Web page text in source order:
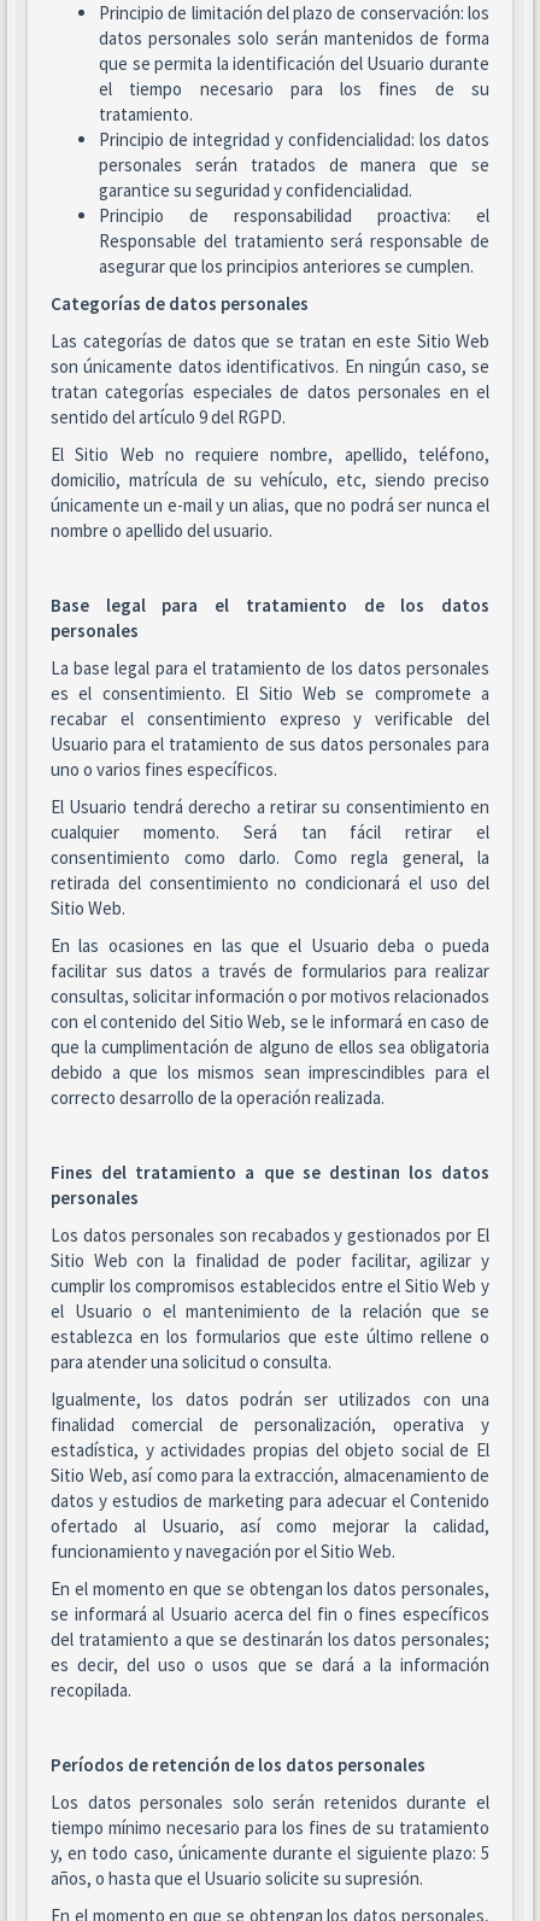
Principio de limitación del plazo de conservación: los
datos personales solo serán mantenidos de forma
que se permita la identificación del Usuario durante
el tiempo necesario para los fines de su
tratamiento.
Principio de integridad y confidencialidad: los datos
personales serán tratados de manera que se
garantice su seguridad y confidencialidad.
Principio de responsabilidad proactiva: el
Responsable del tratamiento será responsable de
asegurar que los principios anteriores se cumplen.
Categorías de datos personales
Las categorías de datos que se tratan en este Sitio Web
son únicamente datos identificativos. En ningún caso, se
tratan categorías especiales de datos personales en el
sentido del artículo 9 del RGPD.
El Sitio Web no requiere nombre, apellido, teléfono,
domicilio, matrícula de su vehículo, etc, siendo preciso
únicamente un e-mail y un alias, que no podrá ser nunca el
nombre o apellido del usuario.
Base legal para el tratamiento de los datos
personales
La base legal para el tratamiento de los datos personales
es el consentimiento. El Sitio Web se compromete a
recabar el consentimiento expreso y verificable del
Usuario para el tratamiento de sus datos personales para
uno o varios fines específicos.
El Usuario tendrá derecho a retirar su consentimiento en
cualquier momento. Será tan fácil retirar el
consentimiento como darlo. Como regla general, la
retirada del consentimiento no condicionará el uso del
Sitio Web.
En las ocasiones en las que el Usuario deba o pueda
facilitar sus datos a través de formularios para realizar
consultas, solicitar información o por motivos relacionados
con el contenido del Sitio Web, se le informará en caso de
que la cumplimentación de alguno de ellos sea obligatoria
debido a que los mismos sean imprescindibles para el
correcto desarrollo de la operación realizada.
Fines del tratamiento a que se destinan los datos
personales
Los datos personales son recabados y gestionados por El
Sitio Web con la finalidad de poder facilitar, agilizar y
cumplir los compromisos establecidos entre el Sitio Web y
el Usuario o el mantenimiento de la relación que se
establezca en los formularios que este último rellene o
para atender una solicitud o consulta.
Igualmente, los datos podrán ser utilizados con una
finalidad comercial de personalización, operativa y
estadística, y actividades propias del objeto social de El
Sitio Web, así como para la extracción, almacenamiento de
datos y estudios de marketing para adecuar el Contenido
ofertado al Usuario, así como mejorar la calidad,
funcionamiento y navegación por el Sitio Web.
En el momento en que se obtengan los datos personales,
se informará al Usuario acerca del fin o fines específicos
del tratamiento a que se destinarán los datos personales;
es decir, del uso o usos que se dará a la información
recopilada.
Períodos de retención de los datos personales
Los datos personales solo serán retenidos durante el
tiempo mínimo necesario para los fines de su tratamiento
y, en todo caso, únicamente durante el siguiente plazo: 5
años, o hasta que el Usuario solicite su supresión.
En el momento en que se obtengan los datos personales,